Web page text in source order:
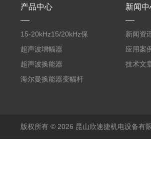
产品中心
15-20kHz15/20kHz保
护膜自动卷膜机 气动款
超声波增幅器
超声波换能器
海尔曼换能器变幅杆
新闻中
新闻资
应用案
技术文
版权所有 © 2026 昆山欣速捷机电设备有